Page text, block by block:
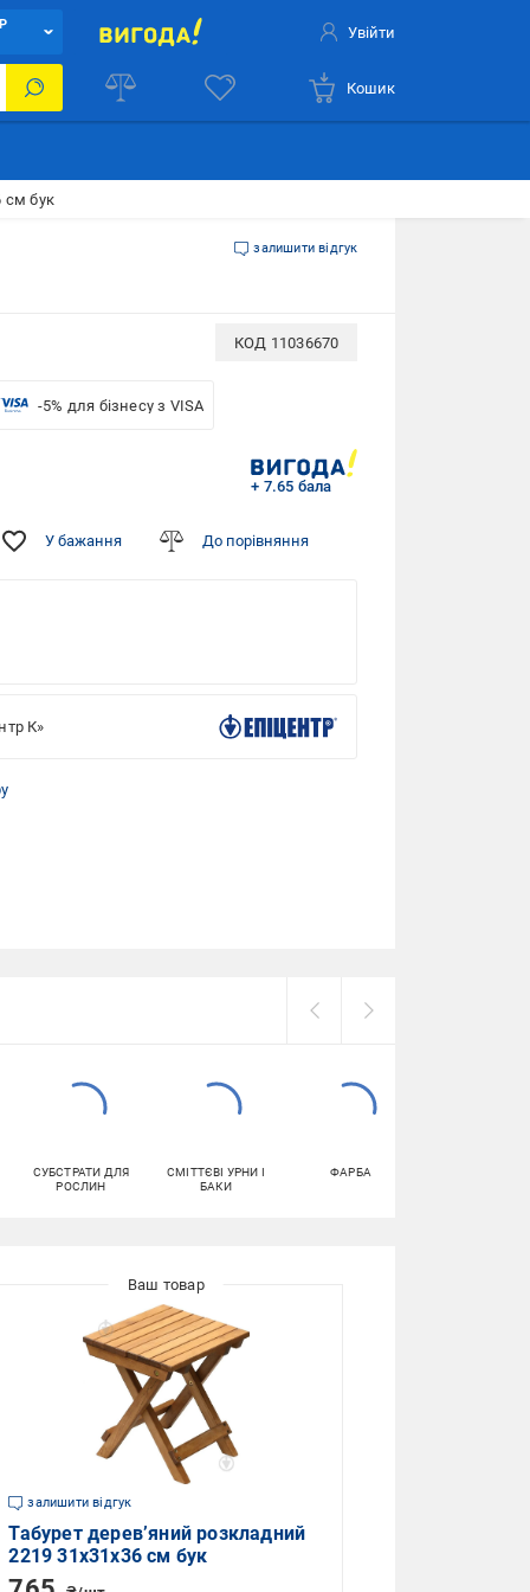
Увійти
Кошик
см бук
залишити відгук
КОД 11036670
-5% для бізнесу з VISA
+ 7.65 бала
У бажання До порівняння
К»
СУБСТРАТИ ДЛЯ
РОСЛИН
СМІТТЄВІ УРНИ І
БАКИ
ФАРБА
залишити відгук
Табурет дерев’яний розкладний
2219 31х31х36 см бук